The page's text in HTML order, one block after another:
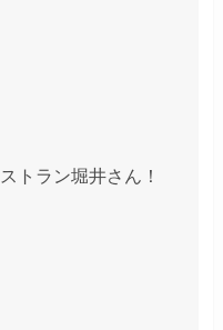
トラン堀井さん！